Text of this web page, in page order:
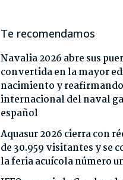
Te recomendamos
Navalia 2026 abre sus
convertida en la mayor
nacimiento y
internacional del naval
español
Aquasur 2026 cierra con
de 30.959 visitantes y se
la feria acuícola número